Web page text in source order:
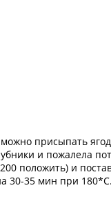
присыпать
и пожалела
положить) и
30-35 мин при